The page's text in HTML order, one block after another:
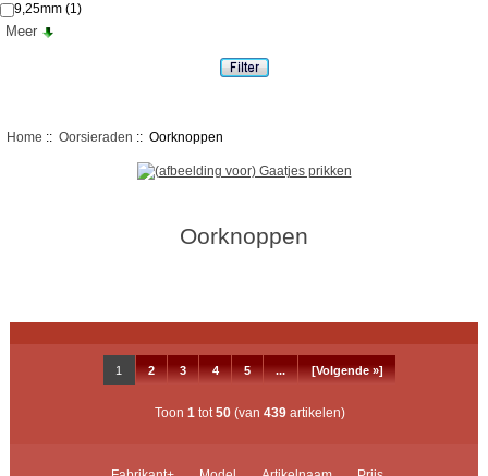
9,25mm (1)
Meer
Home :: Oorsieraden :: Oorknoppen
Oorknoppen
1 2 3 4 5 ... [Volgende »]
Toon 1 tot 50(van 439artikelen)